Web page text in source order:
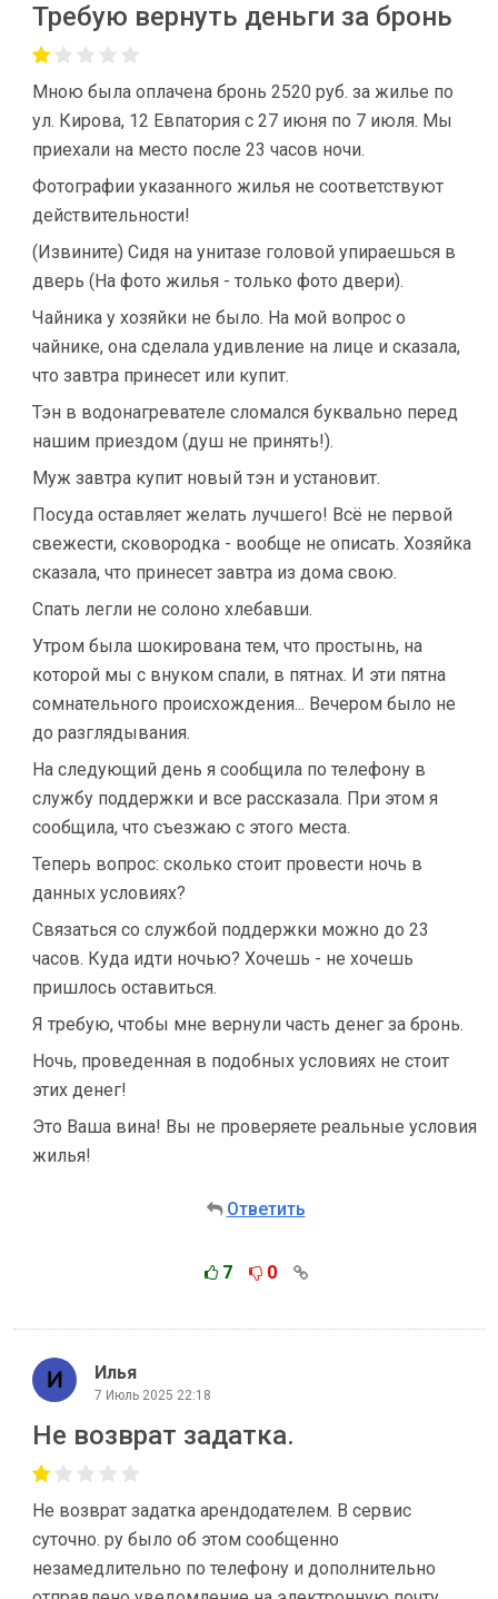
Требую вернуть деньги за бронь
Мною была оплачена бронь 2520 руб. за жилье по
ул. Кирова, 12 Евпатория с 27 июня по 7 июля. Мы
приехали на место после 23 часов ночи.
Фотографии указанного жилья не соответствуют
действительности!
(Извините) Сидя на унитазе головой упираешься в
дверь (На фото жилья - только фото двери).
Чайника у хозяйки не было. На мой вопрос о
чайнике, она сделала удивление на лице и сказала,
что завтра принесет или купит.
Тэн в водонагревателе сломался буквально перед
нашим приездом (душ не принять!).
Муж завтра купит новый тэн и установит.
Посуда оставляет желать лучшего! Всё не первой
свежести, сковородка - вообще не описать. Хозяйка
сказала, что принесет завтра из дома свою.
Спать легли не солоно хлебавши.
Утром была шокирована тем, что простынь, на
которой мы с внуком спали, в пятнах. И эти пятна
сомнательного происхождения... Вечером было не
до разглядывания.
На следующий день я сообщила по телефону в
службу поддержки и все рассказала. При этом я
сообщила, что съезжаю с этого места.
Теперь вопрос: сколько стоит провести ночь в
данных условиях?
Связаться со службой поддержки можно до 23
часов. Куда идти ночью? Хочешь - не хочешь
пришлось оставиться.
Я требую, чтобы мне вернули часть денег за бронь.
Ночь, проведенная в подобных условиях не стоит
этих денег!
Это Ваша вина! Вы не проверяете реальные условия
жилья!
Ответить
7 0
Илья
7 Июль 2025 22:18
Не возврат задатка.
Не возврат задатка арендодателем. В сервис
суточно. ру было об этом сообщенно
незамедлительно по телефону и дополнительно